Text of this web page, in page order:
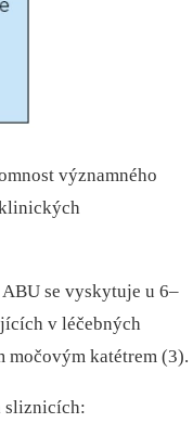
významného
se vyskytuje u 6–
v léčebných
močovým katétrem (3).
sliznicích: